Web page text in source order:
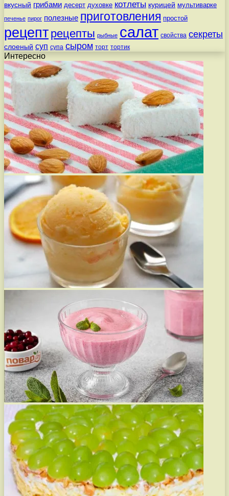
вкусный грибами десерт духовке котлеты курицей мультиварке
печенье пирог полезные приготовления простой
рецепт рецепты рыбные салат свойства секреты
слоеный суп супа сыром торт тортик
Интересно